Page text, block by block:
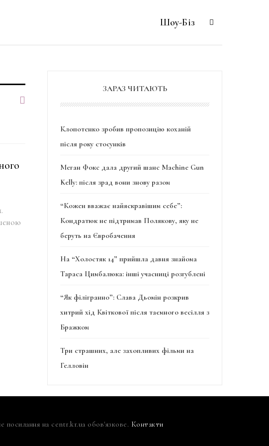
Шоу-Біз
ЗАРАЗ ЧИТАЮТЬ
Клопотенко зробив пропозицію коханій
після року стосунків
Меган Фокс дала другий шанс Machine Gun
Kelly: після зрад вони знову разом
“Кожен вважає найяскравішим себе”:
Кондратюк не підтримав Полякову, яку не
беруть на Євробачення
На “Холостяк 14” прийшла давня знайома
Тараса Цимбалюка: інші учасниці розгублені
“Як філігранно”: Слава Дьомін розкрив
хитрий хід Квіткової після таємного весілля з
Бражком
Три страшних, але захопливих фільми на
Гелловін
посилання на centr.kr.ua обов'язкове. Контакти